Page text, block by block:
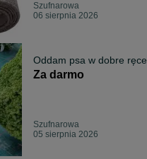
Szufnarowa
06 sierpnia 2026
Oddam psa w dobre ręce
Za darmo
Szufnarowa
05 sierpnia 2026